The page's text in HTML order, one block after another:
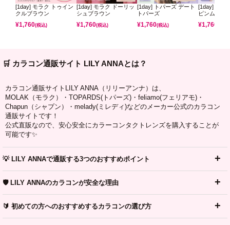
[1day] モラク トゥイン
クルブラウン
¥1,760(税込)
[1day] モラク ドーリッ
シュブラウン
¥1,760(税込)
[1day] トパーズ デート
トパーズ
¥1,760(税込)
[1day] ミレ
ピンムーン
¥1,760
🛒 カラコン通販サイト LILY ANNAとは？
カラコン通販サイトLILY ANNA（リリーアンナ）は、
MOLAK（モラク）・TOPARDS(トパーズ)・feliamo(フェリアモ)・
Chapun（シャプン）・melady(ミレディ)などのメーカー公式のカラコン
通販サイトです！
公式直販なので、安心安全にカラーコンタクトレンズを購入することが
可能です✨
💡 LILY ANNAで通販する3つのおすすめポイント
🛡️ LILY ANNAのカラコンが安全な理由
🔰 初めての方へのおすすめするカラコンの選び方